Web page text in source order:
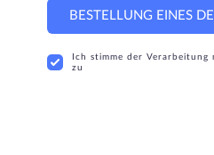
BESTELLUNG EINES
Ich stimme der Verarbeitung
zu